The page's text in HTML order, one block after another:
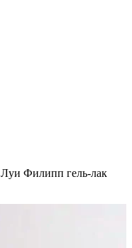
Луи Филипп гель-лак